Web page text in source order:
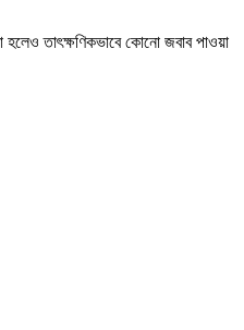
তাৎক্ষণিকভাবে কোনো জবাব পাওয়া